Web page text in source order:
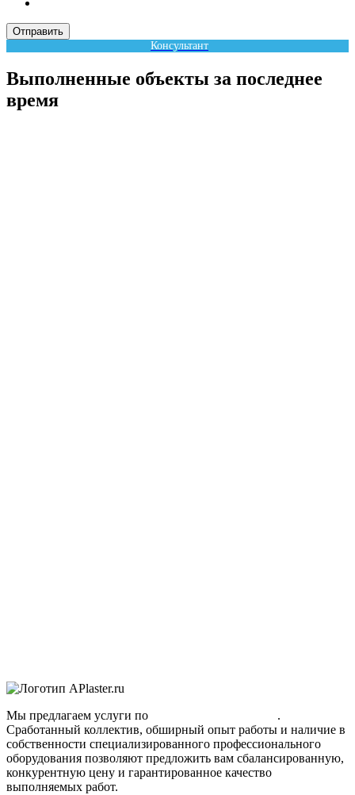
Отправить
Консультант
Выполненные объекты за последнее
время
Мы предлагаем услуги по
.
Сработанный коллектив, обширный опыт работы и наличие в
собственности специализированного профессионального
оборудования позволяют предложить вам сбалансированную,
конкурентную цену и гарантированное качество
выполняемых работ.